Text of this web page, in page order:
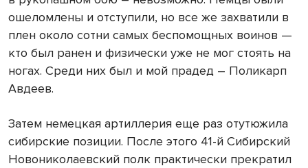
ошеломлены и отступили, но все же захватили в
плен около сотни самых беспомощных воинов —
кто был ранен и физически уже не мог стоять на
ногах. Среди них был и мой прадед – Поликарп
Авдеев.
Затем немецкая артиллерия еще раз отутюжила
сибирские позиции. После этого 41-й Сибирский
Новониколаевский полк практически прекратил